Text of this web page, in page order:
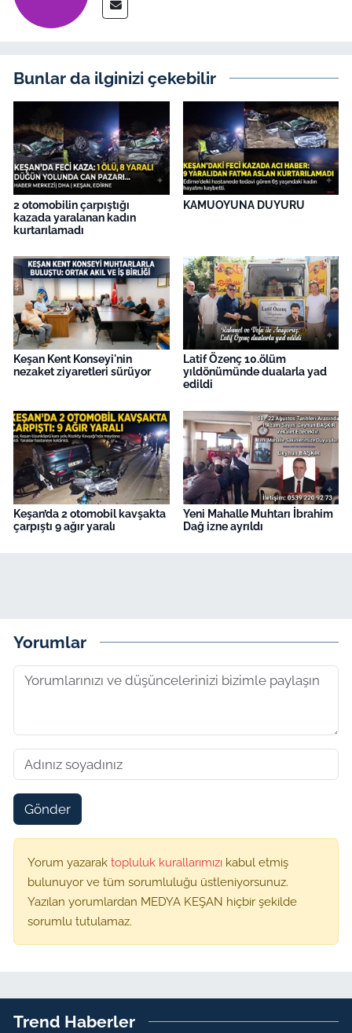
Bunlar da ilginizi çekebilir
2 otomobilin çarpıştığı
kazada yaralanan kadın
kurtarılamadı
KAMUOYUNA DUYURU
Keşan Kent Konseyi'nin
nezaket ziyaretleri sürüyor
Latif Özenç 10.ölüm
yıldönümünde dualarla yad
edildi
Keşan’da 2 otomobil kavşakta
çarpıştı 9 ağır yaralı
Yeni Mahalle Muhtarı İbrahim
Dağ izne ayrıldı
Yorumlar
Gönder
Yorum yazarak topluluk kurallarımızı kabul etmiş
bulunuyor ve tüm sorumluluğu üstleniyorsunuz.
Yazılan yorumlardan MEDYA KEŞAN hiçbir şekilde
sorumlu tutulamaz.
Trend Haberler